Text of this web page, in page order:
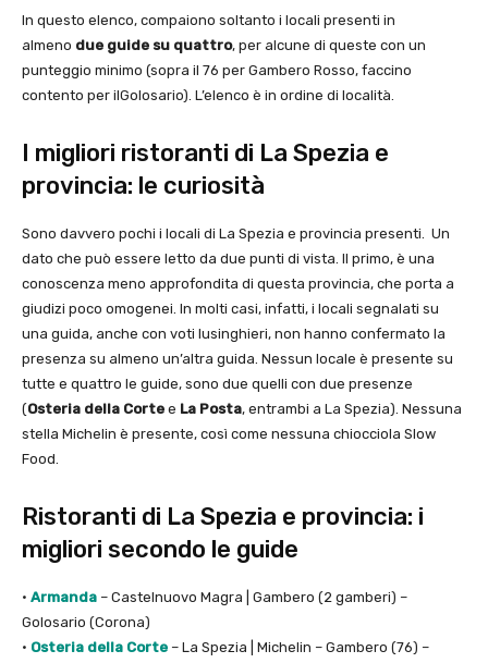
In questo elenco, compaiono soltanto i locali presenti in
almeno due guide su quattro, per alcune di queste con un
punteggio minimo (sopra il 76 per Gambero Rosso, faccino
contento per ilGolosario). L’elenco è in ordine di località.
I migliori ristoranti di La Spezia e
provincia: le curiosità
Sono davvero pochi i locali di La Spezia e provincia presenti. Un
dato che può essere letto da due punti di vista. Il primo, è una
conoscenza meno approfondita di questa provincia, che porta a
giudizi poco omogenei. In molti casi, infatti, i locali segnalati su
una guida, anche con voti lusinghieri, non hanno confermato la
presenza su almeno un’altra guida. Nessun locale è presente su
tutte e quattro le guide, sono due quelli con due presenze
(Osteria della Corte e La Posta, entrambi a La Spezia). Nessuna
stella Michelin è presente, così come nessuna chiocciola Slow
Food.
Ristoranti di La Spezia e provincia: i
migliori secondo le guide
• Armanda – Castelnuovo Magra | Gambero (2 gamberi) –
Golosario (Corona)
• Osteria della Corte – La Spezia | Michelin – Gambero (76) –